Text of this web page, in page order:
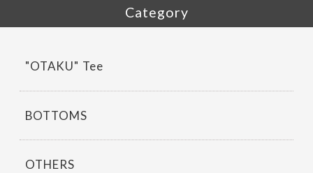
o
k
Category
"OTAKU" Tee
BOTTOMS
OTHERS